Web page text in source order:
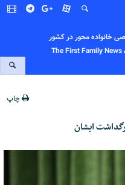
خانواده محور در کشور
The First Family
چاپ
ایشان